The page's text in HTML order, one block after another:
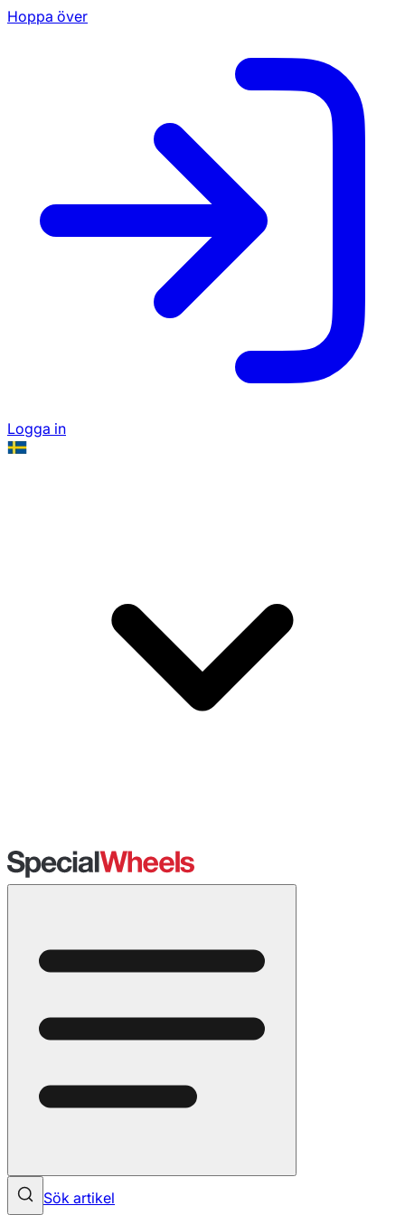
Hoppa över
Logga in
Sök artikel